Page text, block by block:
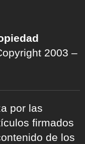
2003 –
por las
firmados
de los